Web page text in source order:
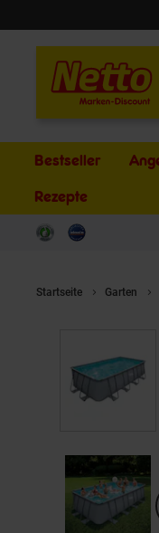
Bestseller
Rezepte
Startseite Garten